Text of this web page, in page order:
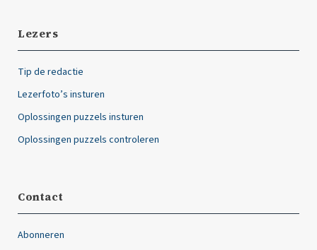
Lezers
Tip de redactie
Lezerfoto’s insturen
Oplossingen puzzels insturen
Oplossingen puzzels controleren
Contact
Abonneren